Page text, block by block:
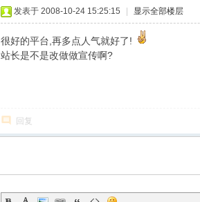
发表于 2008-10-24 15:25:15 显示全部楼层
很好的平台,再多点人气就好了!
站长是不是改做做宣传啊?
回复